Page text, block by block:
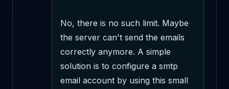
No, there is no such limit. Maybe
the server can't send the emails
correctly anymore. A simple
solution is to configure a smtp
email account by using this small